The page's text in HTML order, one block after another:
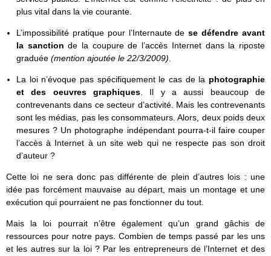
plus vital dans la vie courante.
L’impossibilité pratique pour l’Internaute dese défendre avant
la sanctionde la coupure de l’accès Internet dans la riposte
graduée (mention ajoutée le 22/3/2009)
La loi n’évoque pas spécifiquement le cas de la photographie
et des oeuvres graphiques. Il y a aussi beaucoup de
contrevenants dans ce secteur d’activité. Mais les contrevenants
sont les médias, pas les consommateurs. Alors, deux poids deux
mesures ? Un photographe indépendant pourra-t-il faire couper
l’accès à Internet à un site web qui ne respecte pas son droit
d’auteur ?
Cette loi ne sera donc pas différente de plein d’autres lois : une
idée pas forcément mauvaise au départ, mais un montage et une
exécution qui pourraient ne pas fonctionner du tout.
Mais la loi pourrait n’être également qu’un grand gâchis de
ressources pour notre pays. Combien de temps passé par les uns
et les autres sur la loi ? Par les entrepreneurs de l’Internet et des